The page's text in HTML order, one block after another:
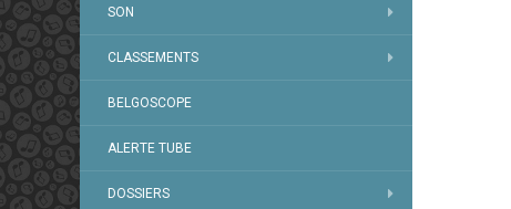
SON
CLASSEMENTS
BELGOSCOPE
ALERTE TUBE
DOSSIERS